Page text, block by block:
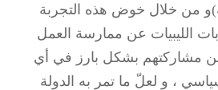
عمر (22 سنة)و من خلال خوض هذه التجربة
الليبيات عن ممارسة العمل
مشاركتهم بشكل بارز في أي
، و لعلّ ما تمر به الدولة